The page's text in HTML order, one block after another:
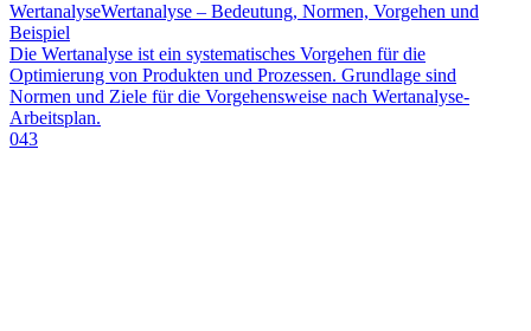
WertanalyseWertanalyse – Bedeutung, Normen, Vorgehen und
Beispiel
Die Wertanalyse ist ein systematisches Vorgehen für die
Optimierung von Produkten und Prozessen. Grundlage sind
Normen und Ziele für die Vorgehensweise nach Wertanalyse-
Arbeitsplan.
043